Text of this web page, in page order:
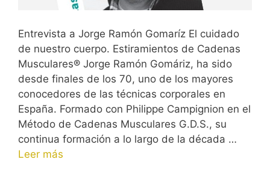
Entrevista a Jorge Ramón Gomaríz El cuidado
de nuestro cuerpo. Estiramientos de Cadenas
Musculares® Jorge Ramón Gomáriz, ha sido
desde finales de los 70, uno de los mayores
conocedores de las técnicas corporales en
España. Formado con Philippe Campignion en el
Método de Cadenas Musculares G.D.S., su
continua formación a lo largo de la década …
Leer más